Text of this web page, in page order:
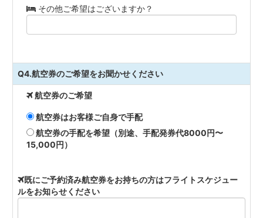
その他ご希望はございますか？
Q4.航空券のご希望をお聞かせください
航空券のご希望
航空券はお客様ご自身で手配
航空券の手配を希望（別途、手配発券代8000円〜
15,000円）
既にご予約済み航空券をお持ちの方はフライトスケジュー
ルをお知らせください